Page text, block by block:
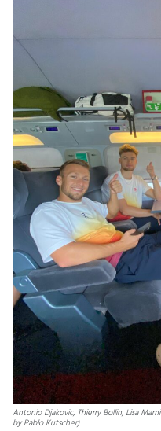
Antonio Djakovic, Thierry Bollin, Lisa
by Pablo Kutscher)